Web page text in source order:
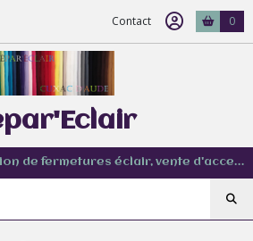
Contact 0
Fabrication et réparation de fermetures éclair, vente d'accessoire couture de tout type